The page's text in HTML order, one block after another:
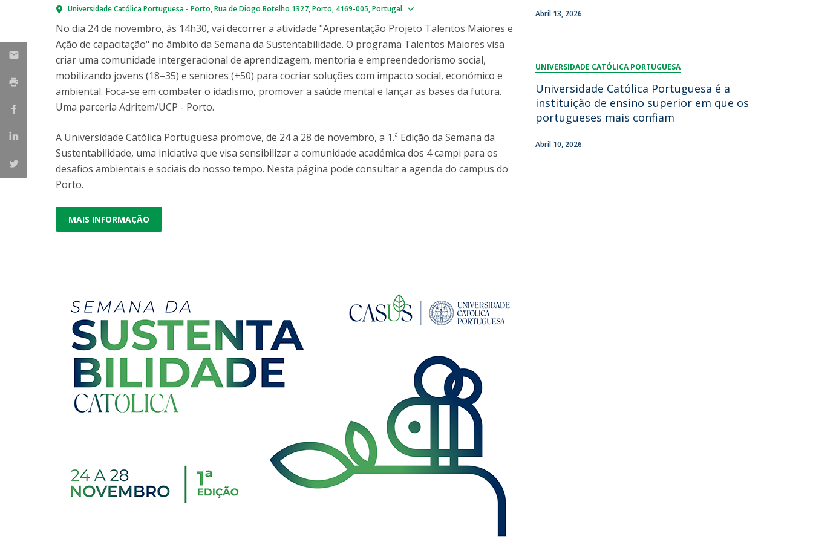
Doutoramentos
Pós-Graduações
Formação Avançada
Parcerias Estratégicas
Iniciativas Nacionais
O que dizem sobre a ESB
Candidaturas
Clube de Inovação e Conhecimento
Dia Internacional do Microrganismo
Teen Academy
Bio & Tec: Cientista por um dia
Conferências em Biotecnologia
Tertúlias na Biotecnologia
Jornadas de Biotecnologia
Laboratório Nacional de Referência para Materiais &
e Embalagens
Universidade Católica Portuguesa - Porto Rua de Diogo Botelho 1327 Porto 4169-005 Portugal
No dia 24 de novembro, às 14h30, vai decorrer a atividade "Apresentação Projeto Talentos Maiores e
Ação de capacitação" no âmbito da Semana da Sustentabilidade. O programa Talentos Maiores visa
criar uma comunidade intergeracional de aprendizagem, mentoria e empreendedorismo social,
mobilizando jovens (18–35) e seniores (+50) para cocriar soluções com impacto social, económico e
ambiental. Foca-se em combater o idadismo, promover a saúde mental e lançar as bases da futura.
Uma parceria Adritem/UCP - Porto.
A Universidade Católica Portuguesa promove, de 24 a 28 de novembro, a 1.ª Edição da Semana da
Sustentabilidade, uma iniciativa que visa sensibilizar a comunidade académica dos 4 campi para os
desafios ambientais e sociais do nosso tempo. Nesta página pode consultar a agenda do campus do
Porto.
MAIS INFORMAÇÃO
Abril 13, 2026
UNIVERSIDADE CATÓLICA PORTUGUESA
Universidade Católica Portuguesa é a
instituição de ensino superior em que os
portugueses mais confiam
Abril 10, 2026